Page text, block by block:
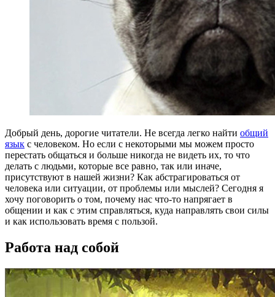
Добрый день, дорогие читатели. Не всегда легко найти общий
язык с человеком. Но если с некоторыми мы можем просто
перестать общаться и больше никогда не видеть их, то что
делать с людьми, которые все равно, так или иначе,
присутствуют в нашей жизни? Как абстрагироваться от
человека или ситуации, от проблемы или мыслей? Сегодня я
хочу поговорить о том, почему нас что-то напрягает в
общении и как с этим справляться, куда направлять свои силы
и как использовать время с пользой.
Работа над собой